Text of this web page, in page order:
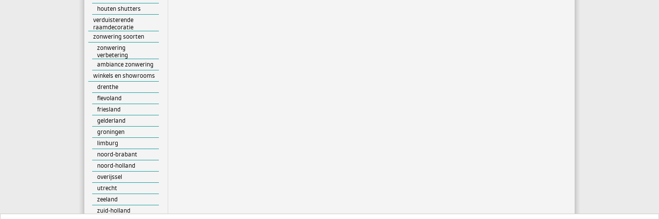
houten shutters
verduisterende
raamdecoratie
zonwering soorten
zonwering
verbetering
ambiance zonwering
winkels en showrooms
drenthe
flevoland
friesland
gelderland
groningen
limburg
noord-brabant
noord-holland
overijssel
utrecht
zeeland
zuid-holland